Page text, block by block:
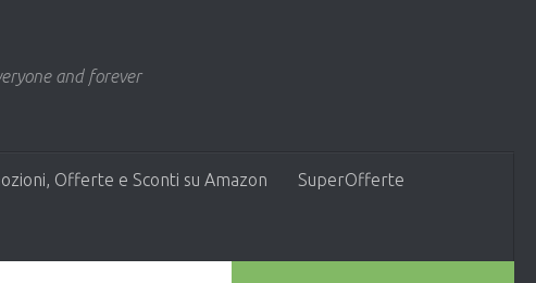
and forever
Offerte e Sconti su Amazon SuperOfferte